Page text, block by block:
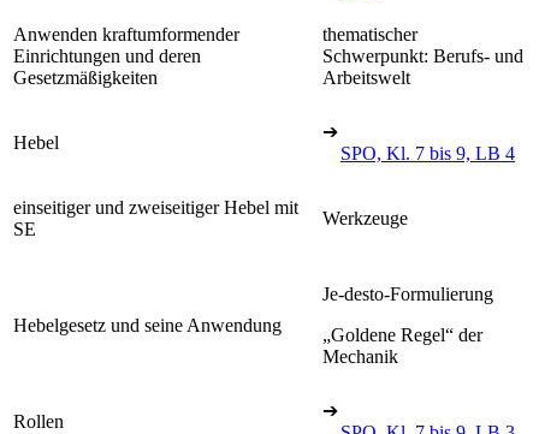
Anwenden kraftumformender
Einrichtungen und deren
Gesetzmäßigkeiten
thematischer
Schwerpunkt: Berufs- und
Arbeitswelt
Hebel
➔
SPO, Kl. 7 bis 9, LB 4
einseitiger und zweiseitiger Hebel mit
SE
Werkzeuge
Hebelgesetz und seine Anwendung
Je-desto-Formulierung
„Goldene Regel“ der
Mechanik
Rollen
➔